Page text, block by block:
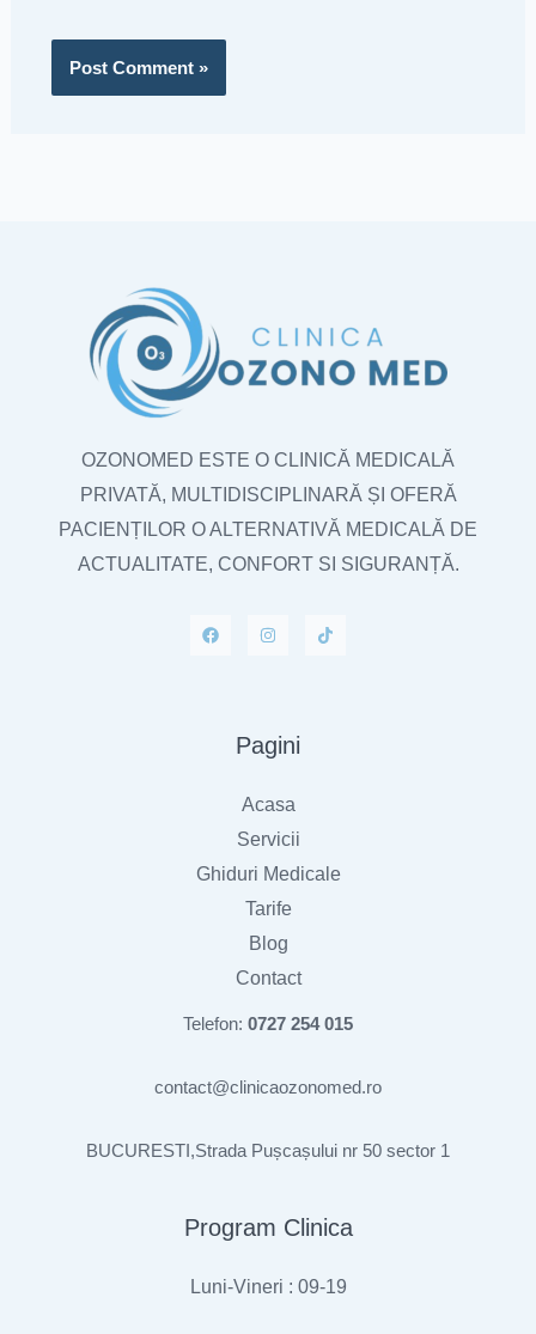
OZONOMED ESTE O CLINICĂ MEDICALĂ
PRIVATĂ, MULTIDISCIPLINARĂ ȘI OFERĂ
PACIENȚILOR O ALTERNATIVĂ MEDICALĂ DE
ACTUALITATE, CONFORT SI SIGURANȚĂ.
Pagini
Acasa
Servicii
Ghiduri Medicale
Tarife
Blog
Contact
Telefon: 0727 254 015
contact@clinicaozonomed.ro
BUCURESTI,Strada Pușcașului nr 50 sector 1
Program Clinica
Luni-Vineri : 09-19